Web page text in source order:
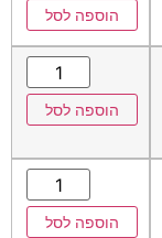
הוספה לסל
הוספה לסל
הוספה לסל